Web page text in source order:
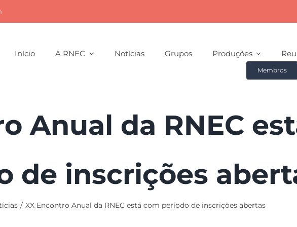
Início A RNEC Notícias Grupos Produções
Membros
Anual da RNEC
de inscrições
XX Encontro Anual da RNEC está com período de inscrições abertas